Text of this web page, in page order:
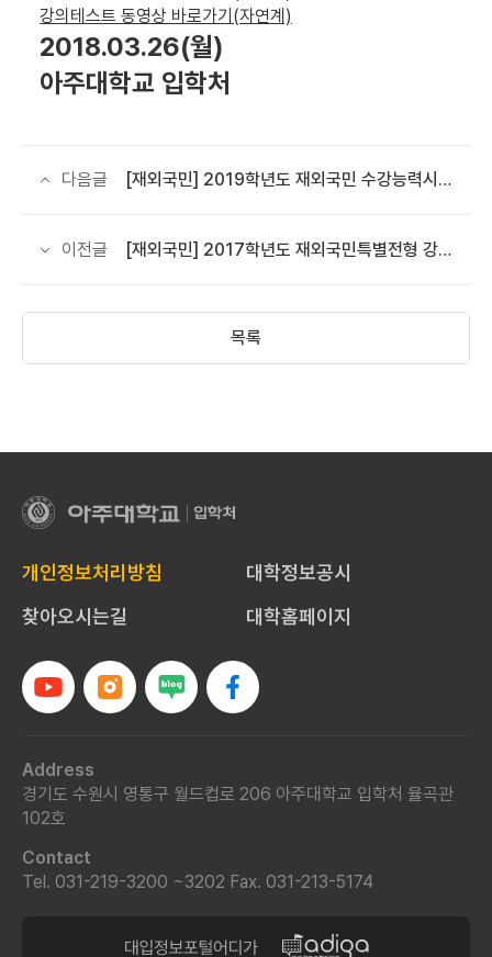
강의테스트 동영상 바로가기(자연계)
2018.03.26(월)
아주대학교 입학처
다음글 [재외국민] 2019학년도 재외국민 수강능력시험 기출문제 안내
이전글 [재외국민] 2017학년도 재외국민특별전형 강의테스트 기출자료 안내
목록
아
주
학
교
입
처
개인정보처리방침
대학정보공시
찾아오시는길
대학홈페이지
Address
경기도 수원시 영통구 월드컵로 206 아주대학교 입학처 율곡관
102호
Contact
Tel. 031-219-3200 ~3202 Fax. 031-213-5174